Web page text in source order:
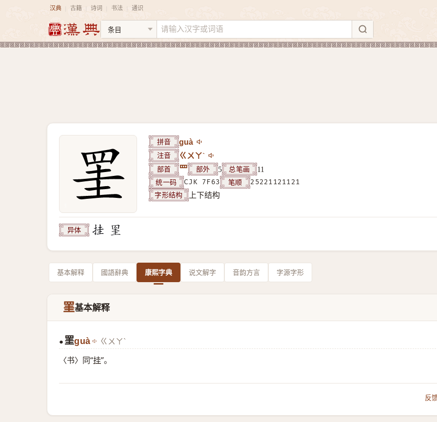
汉典 古籍 诗词 书法 通识
拼音 guà
注音 ㄍㄨㄚˋ
部首 罒 部外 5 总笔画 11
统一码 CJK 7F63 笔顺 25221121121
字形结构 上下结构
异体
基本解释 國語辭典 康熙字典 说文解字 音韵方言 字源字形
罣基本解释
● 罣guà ㄍㄨㄚˋ
〈书〉同“挂”。
反